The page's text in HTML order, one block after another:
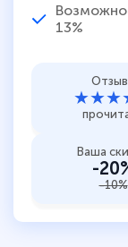
13%
Ваша
-
-10%